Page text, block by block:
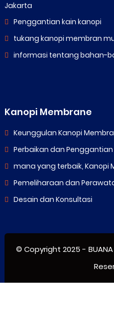
Jakarta
Penggantian kain kanopi
tukang kanopi membran
informasi tentang bahan-
Kanopi Membrane
Keunggulan Kanopi
Perbaikan dan
mana yang terbaik, Kanopi
Pemeliharaan dan
Desain dan Konsultasi
© Copyright 2025 -